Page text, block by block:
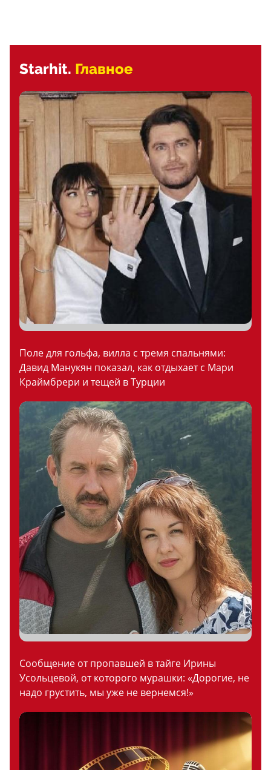
Starhit. Главное
Поле для гольфа, вилла с тремя спальнями:
Давид Манукян показал, как отдыхает с Мари
Краймбрери и тещей в Турции
Сообщение от пропавшей в тайге Ирины
Усольцевой, от которого мурашки: «Дорогие, не
надо грустить, мы уже не вернемся!»